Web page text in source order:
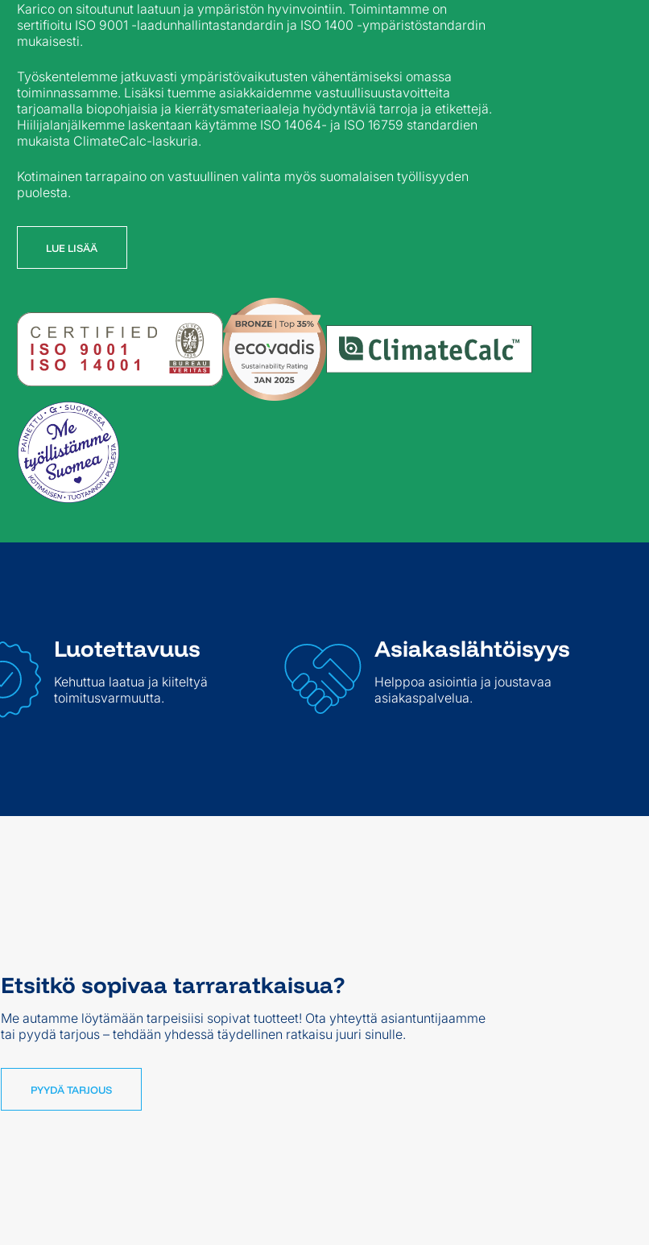
Karico on sitoutunut laatuun ja ympäristön hyvinvointiin. Toimintamme on
sertifioitu ISO 9001 -laadunhallintastandardin ja ISO 1400 -ympäristöstandardin
mukaisesti.
Työskentelemme jatkuvasti ympäristövaikutusten vähentämiseksi omassa
toiminnassamme. Lisäksi tuemme asiakkaidemme vastuullisuustavoitteita
tarjoamalla biopohjaisia ja kierrätysmateriaaleja hyödyntäviä tarroja ja etikettejä.
Hiilijalanjälkemme laskentaan käytämme ISO 14064- ja ISO 16759 standardien
mukaista ClimateCalc-laskuria.
Kotimainen tarrapaino on vastuullinen valinta myös suomalaisen työllisyyden
puolesta.LUE LISÄÄ
LUE LISÄÄ
Luotettavuus
Kehuttua laatua ja kiiteltyä
toimitusvarmuutta.
Asiakas­lähtöisyys
Helppoa asiointia ja joustavaa
asiakaspalvelua.
Etsitkö sopivaa tarraratkaisua?
Me autamme löytämään tarpeisiisi sopivat tuotteet! Ota yhteyttä asiantuntijaamme
tai pyydä tarjous – tehdään yhdessä täydellinen ratkaisu juuri sinulle.
PYYDÄ TARJOUS
PYYDÄ TARJOUS